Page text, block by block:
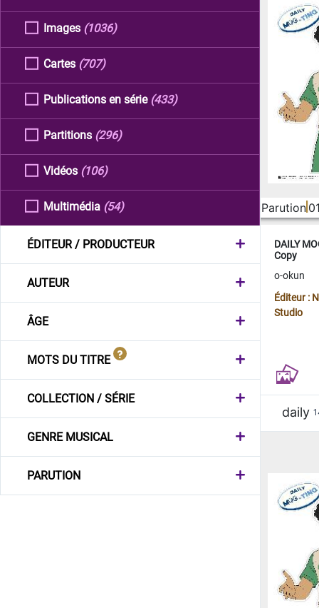
Images (1036)
Cartes (707)
Publications en série (433)
Partitions (296)
Vidéos (106)
Multimédia (54)
ÉDITEUR / PRODUCTEUR
AUTEUR
ÂGE
MOTS DU TITRE
COLLECTION / SÉRIE
GENRE MUSICAL
PARUTION
Parution
DAILY
Copy
o-okun
Éditeur :
Studio
daily